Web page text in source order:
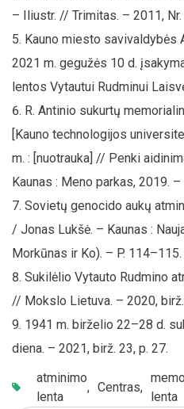
– Iliustr. // Trimitas. – 2011, Nr.
Kauno miesto savivaldybės
2021 m. gegužės 10 d.
lentos Vytautui Rudminui
R. Antinio sukurtų
[Kauno technologijos
m. : [nuotrauka] // Penki
Kaunas : Meno parkas, 2019. –
Sovietų genocido aukų
/ Jonas Lukšė. – Kaunas :
Morkūnas ir Ko). – P. 114–115.
Sukilėlio Vytauto Rudmino
// Mokslo Lietuva. – 2020, birž.
1941 m. birželio 22–28 d.
diena. – 2021, birž. 23, p. 27.
atminimo
lenta
, Centras,
lenta